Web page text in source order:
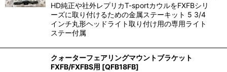
HD純正や社外レプリカT-sportカウルをFXFBシリ
ーズに取り付けるための金属ステーキット 5 3/4
インチ丸形ヘッドライト取り付け用の専用ライト
ステー付属
クォーターフェアリングマウントブラケット
FXFB/FXFBS用 [QFB18FB]